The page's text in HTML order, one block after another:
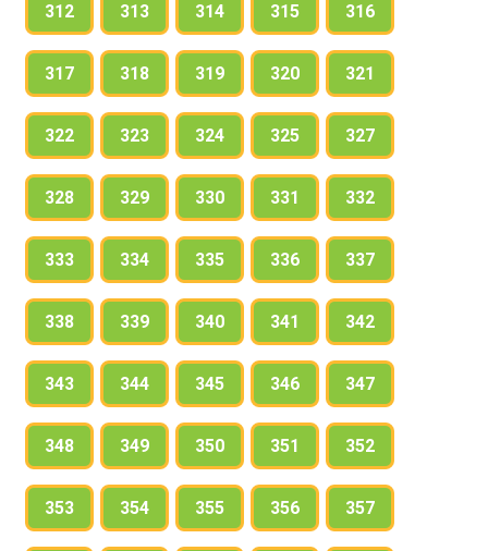
312 313 314 315 316
317 318 319 320 321
322 323 324 325 327
328 329 330 331 332
333 334 335 336 337
338 339 340 341 342
343 344 345 346 347
348 349 350 351 352
353 354 355 356 357